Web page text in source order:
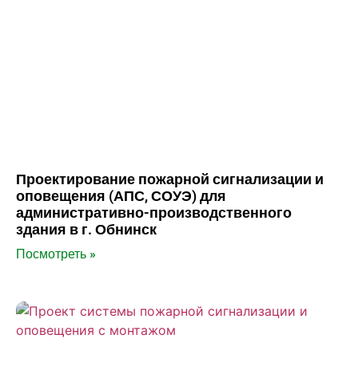
Проектирование пожарной сигнализации и
оповещения (АПС, СОУЭ) для
административно-производственного
здания в г. Обнинск
Посмотреть »